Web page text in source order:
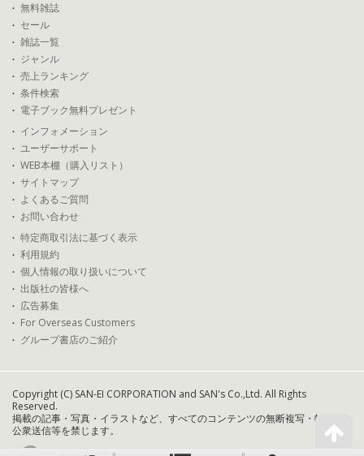
無料雑誌
セール
雑誌一覧
ジャンル
売上ランキング
条件検索
電子ブック無料プレゼント
インフォメーション
ユーザーサポート
WEB本棚（購入リスト）
サイトマップ
よくあるご質問
お問い合わせ
特定商取引法に基づく表示
利用規約
個人情報の取り扱いについて
出版社の皆様へ
広告募集
For Overseas Customers
グループ書店のご紹介
Copyright (C) SAN-EI CORPORATION and SAN's Co.,Ltd. All Rights
Reserved.
掲載の記事・写真・イラストなど、すべてのコンテンツの無断複写・転載・
公衆送信等を禁じます。